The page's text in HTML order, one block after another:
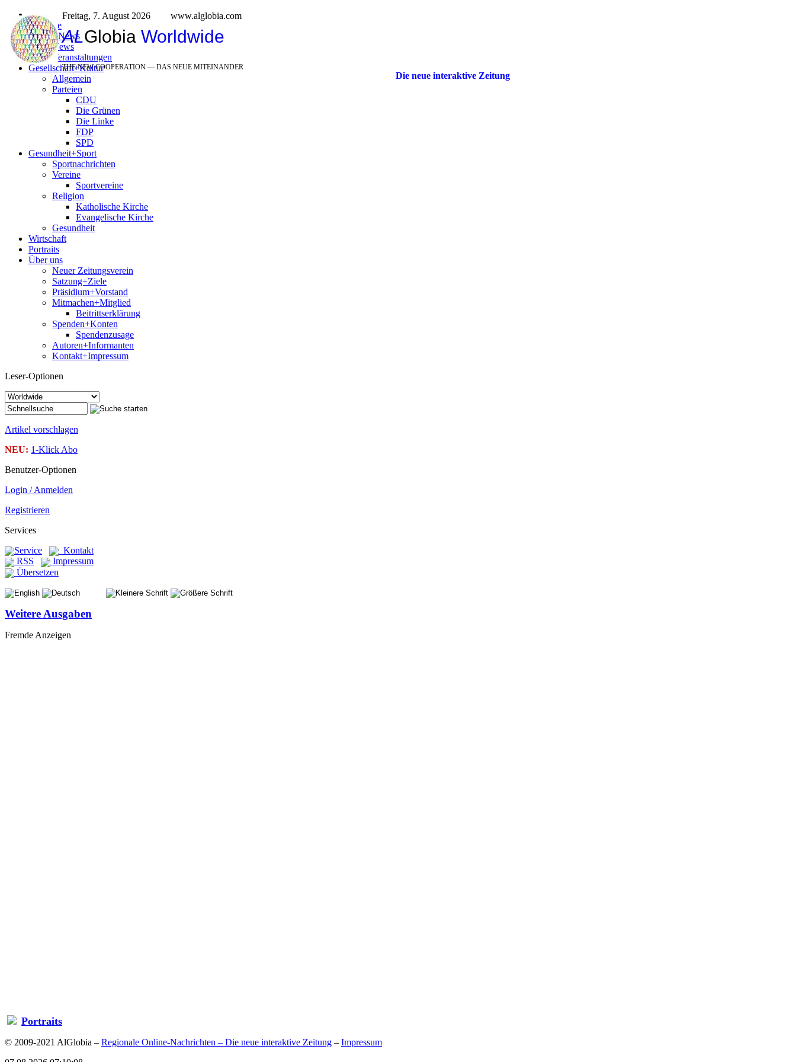
Freitag, 7. August 2026 www.alglobia.com
ALGlobia Worldwide
THE NEW COOPERATION — DAS NEUE MITEINANDER
Die neue interaktive Zeitung
Titelseite
Politik+News
News
Veranstaltungen
Gesellschaft+Kultur
Allgemein
Parteien
CDU
Die Grünen
Die Linke
FDP
SPD
Gesundheit+Sport
Sportnachrichten
Vereine
Sportvereine
Religion
Katholische Kirche
Evangelische Kirche
Gesundheit
Wirtschaft
Portraits
Über uns
Neuer Zeitungsverein
Satzung+Ziele
Präsidium+Vorstand
Mitmachen+Mitglied
Beitrittserklärung
Spenden+Konten
Spendenzusage
Autoren+Informanten
Kontakt+Impressum
Leser-Optionen
Artikel vorschlagen
NEU: 1-Klick Abo
Benutzer-Optionen
Login / Anmelden
Registrieren
Services
Service
Kontakt
RSS
Impressum
Übersetzen
Weitere Ausgaben
Fremde Anzeigen
Portraits
© 2009-2021 AlGlobia – Regionale Online-Nachrichten – Die neue interaktive Zeitung – Impressum